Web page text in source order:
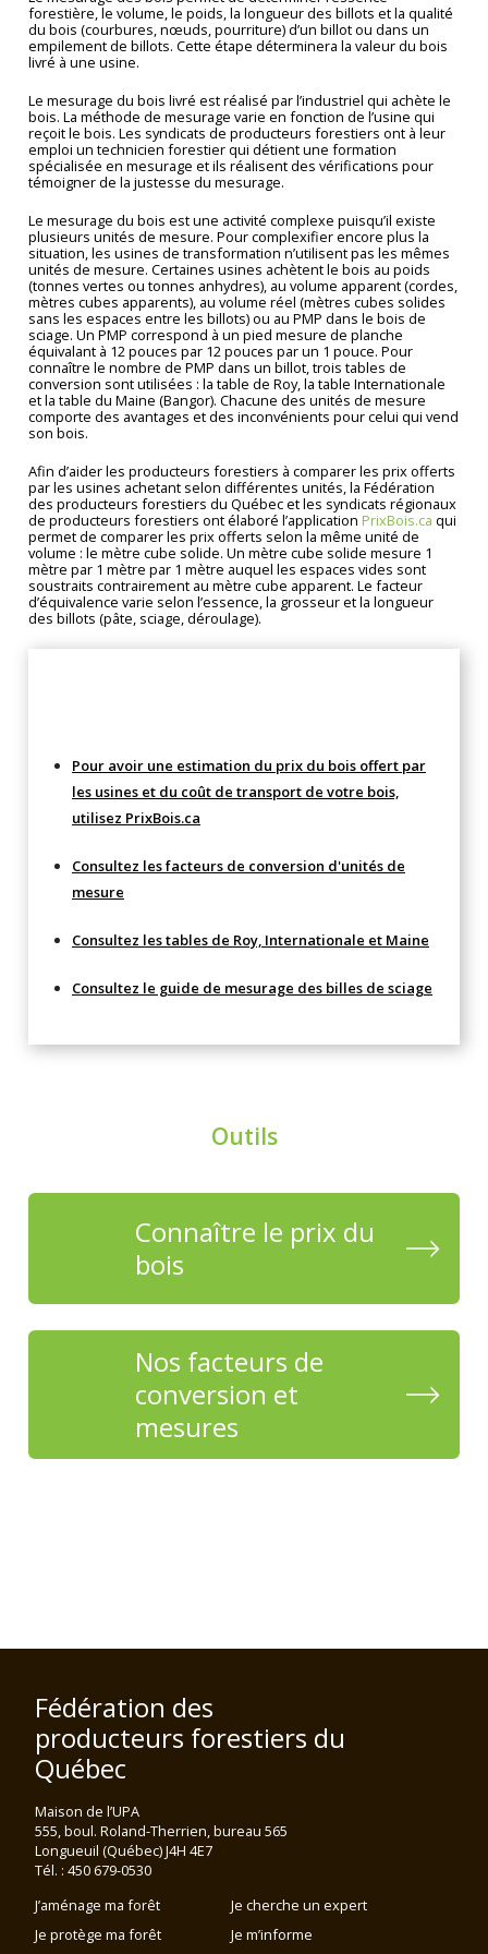
forestière, le volume, le poids, la longueur des billots et la qualité
du bois (courbures, nœuds, pourriture) d’un billot ou dans un
empilement de billots. Cette étape déterminera la valeur du bois
livré à une usine.
Le mesurage du bois livré est réalisé par l’industriel qui achète le
bois. La méthode de mesurage varie en fonction de l’usine qui
reçoit le bois. Les syndicats de producteurs forestiers ont à leur
emploi un technicien forestier qui détient une formation
spécialisée en mesurage et ils réalisent des vérifications pour
témoigner de la justesse du mesurage.
Le mesurage du bois est une activité complexe puisqu’il existe
plusieurs unités de mesure. Pour complexifier encore plus la
situation, les usines de transformation n’utilisent pas les mêmes
unités de mesure. Certaines usines achètent le bois au poids
(tonnes vertes ou tonnes anhydres), au volume apparent (cordes,
mètres cubes apparents), au volume réel (mètres cubes solides
sans les espaces entre les billots) ou au PMP dans le bois de
sciage. Un PMP correspond à un pied mesure de planche
équivalant à 12 pouces par 12 pouces par un 1 pouce. Pour
connaître le nombre de PMP dans un billot, trois tables de
conversion sont utilisées : la table de Roy, la table Internationale
et la table du Maine (Bangor). Chacune des unités de mesure
comporte des avantages et des inconvénients pour celui qui vend
son bois.
Afin d’aider les producteurs forestiers à comparer les prix offerts
par les usines achetant selon différentes unités, la Fédération
des producteurs forestiers du Québec et les syndicats régionaux
de producteurs forestiers ont élaboré l’application PrixBois.ca qui
permet de comparer les prix offerts selon la même unité de
volume : le mètre cube solide. Un mètre cube solide mesure 1
mètre par 1 mètre par 1 mètre auquel les espaces vides sont
soustraits contrairement au mètre cube apparent. Le facteur
d’équivalence varie selon l’essence, la grosseur et la longueur
des billots (pâte, sciage, déroulage).
Pour avoir une estimation du prix du bois offert par
les usines et du coût de transport de votre bois,
utilisez PrixBois.ca
Consultez les facteurs de conversion d'unités de
mesure
Consultez les tables de Roy, Internationale et Maine
Consultez le guide de mesurage des billes de sciage
Outils
Connaître le prix du
bois
Nos facteurs de
conversion et
mesures
Fédération des
producteurs forestiers du
Québec
Maison de l’UPA
555, boul. Roland-Therrien, bureau 565
Longueuil (Québec) J4H 4E7
Tél. : 450 679-0530
J’aménage ma forêt
Je protège ma forêt
Je cherche un expert
Je m’informe